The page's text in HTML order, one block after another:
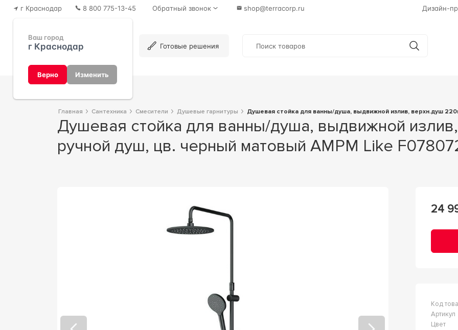
г Краснодар
Ваш город
г Краснодар
Верно Изменить
8 800 775-13-45 Обратный звонок shop@terracorp.ru Дизайн-
Готовые решения
Главная Сантехника Смесители Душевые гарнитуры Душевая стойка для ванны/душа, выдвижной излив, верхн.душ
Душевая стойка для ванны/душа, выдвижной излив, верхн.душ 220мм,
ручной душ, цв. черный матовый AMPM Like
24
Код
Артикул
Цвет